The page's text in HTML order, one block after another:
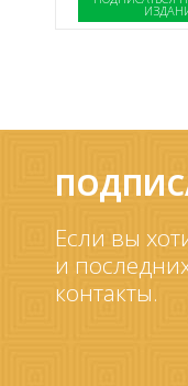
Если вы
и
контакты.